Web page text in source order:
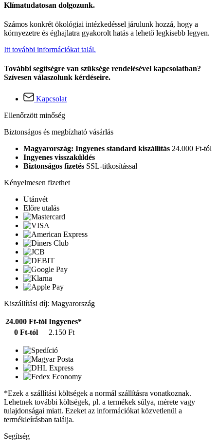
Klímatudatosan dolgozunk.
Számos konkrét ökológiai intézkedéssel járulunk hozzá, hogy a
környezetre és éghajlatra gyakorolt hatás a lehető legkisebb legyen.
Itt további információkat talál.
További segítségre van szüksége rendelésével kapcsolatban?
Szívesen válaszolunk kérdéseire.
Kapcsolat
Ellenőrzött minőség
Biztonságos és megbízható vásárlás
Magyarország: Ingyenes standard kiszállítás 24.000 Ft-tól
Ingyenes visszaküldés
Biztonságos fizetés SSL-titkosítással
Kényelmesen fizethet
Utánvét
Előre utalás
Kiszállítási díj: Magyarország
24.000 Ft-tól Ingyenes*
0 Ft-tól
2.150 Ft
*Ezek a szállítási költségek a normál szállításra vonatkoznak.
Lehetnek további költségek, pl. a termékek súlya, mérete vagy
tulajdonságai miatt. Ezeket az információkat közvetlenül a
termékleírásban találja.
Segítség